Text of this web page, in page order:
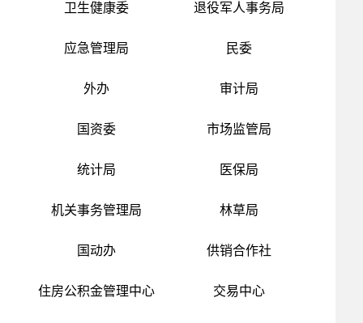
卫生健康委
退役军人事务局
应急管理局 民委
外办 审计局
国资委 市场监管局
统计局 医保局
机关事务管理局 林草局
国动办 供销合作社
住房公积金管理中心 交易中心